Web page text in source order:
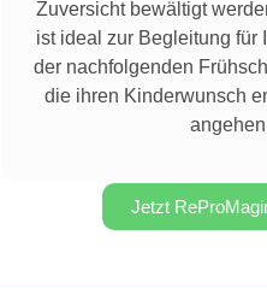
Zuversicht bewältigt
ist ideal zur Begleitung für
der nachfolgenden
die ihren Kinderwunsch
Jetzt